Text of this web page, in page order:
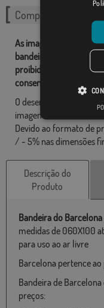
Compartilhe esta
As imagens e outros
bandeiras são de
proibido a sua
consentimento expresso
O desenho final pode
imagem, as bandeiras
Devido ao formato de
/ - 5% nas dimensões
Descrição do
Produto
Bandeira do Barcelona
medidas de 060X100
para uso ao ar livre
Barcelona pertence ao
Bandeira de
preços: